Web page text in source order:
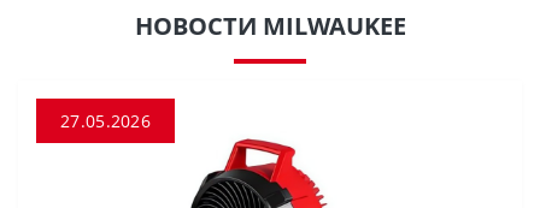
НОВОСТИ MILWAUKEE
27.05.2026